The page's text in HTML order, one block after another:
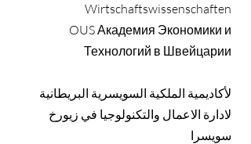
Wirtschaftswissenschaften
OUS Академия Экономики и
Технологий в Швейцарии
لأكاديمية الملكية السويسرية البريطانية
لادارة الاعمال والتكنولوجيا في زيورخ
سويسرا